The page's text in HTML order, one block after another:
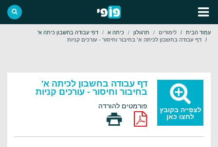
עמוד הבית לימודים תרגולון כיתה א
דפי עבודה בחשבון כיתה א'
דף עבודה בחשבון לכיתה א' בחיבור וחיסור - עורכים קניות
לצפייה בקובץ
לחצו כאן
דף עבודה בחשבון לכיתה א'
בחיבור וחיסור - עורכים קניות
פורמטים להורדה